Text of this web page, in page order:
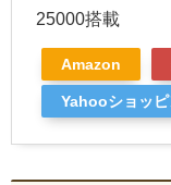
25000搭載
Amazon
Yahooショッ